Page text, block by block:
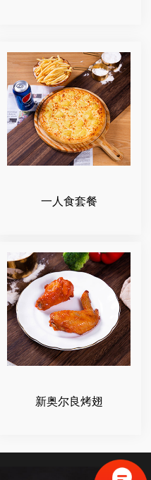
一人食套餐
新奥尔良烤翅